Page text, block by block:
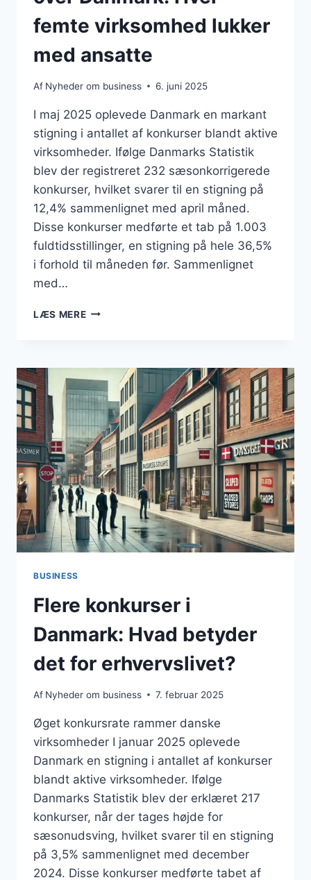
femte virksomhed lukker
med ansatte
Af Nyheder om business 6. juni 2025
I maj 2025 oplevede Danmark en markant
stigning i antallet af konkurser blandt aktive
virksomheder. Ifølge Danmarks Statistik
blev der registreret 232 sæsonkorrigerede
konkurser, hvilket svarer til en stigning på
12,4% sammenlignet med april måned.
Disse konkurser medførte et tab på 1.003
fuldtidsstillinger, en stigning på hele 36,5%
i forhold til måneden før. Sammenlignet
med…
LÆS MEREKONKURSBØLGE
DANMARK:
HVER
FEMTE
VIRKSOMHED
LUKKER
MED
ANSATTE
BUSINESS
Flere konkurser i
Danmark: Hvad betyder
det for erhvervslivet?
Af Nyheder om business 7. februar 2025
Øget konkursrate rammer danske
virksomheder I januar 2025 oplevede
Danmark en stigning i antallet af konkurser
blandt aktive virksomheder. Ifølge
Danmarks Statistik blev der erklæret 217
konkurser, når der tages højde for
sæsonudsving, hvilket svarer til en stigning
på 3,5% sammenlignet med december
2024. Disse konkurser medførte tabet af